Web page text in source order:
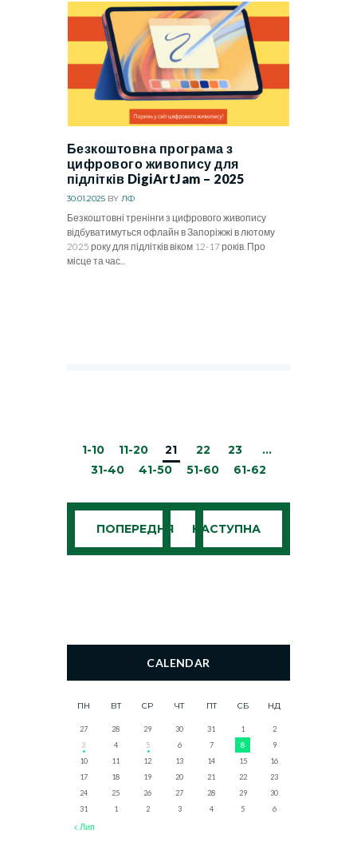
Безкоштовна програма з
цифрового живопису для
підлітків DigiArtJam – 2025
30.01.2025 BY ЛФ
Безкоштовні тренінги з цифрового живопису
відбуватимуться офлайн в Запоріжжі в лютому
2025 року для підлітків віком 12-17 років. Про
місце та час...
ПОПЕРЕДНЯ
1-10 11-20 21 22 23
…
31-40
41-50 51-60 61-62
НАСТУПНА
CALENDAR
ПН ВТ СР ЧТ ПТ СБ НД
27 28 29 30 31 1
2
3
4 5 6 7 8
9
10
11 12 13 14 15
16
17
18 19 20 21 22
23
24
25 26 27 28 29
30
31
1 2 3 4 5 6
Лип